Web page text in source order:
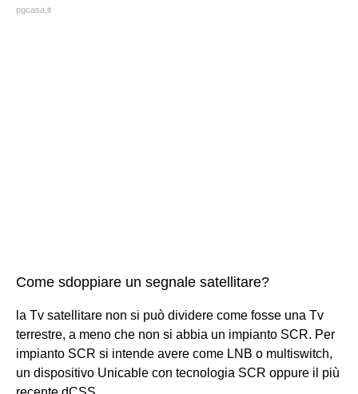
pgcasa.it
Come sdoppiare un segnale satellitare?
la Tv satellitare non si può dividere come fosse una Tv
terrestre, a meno che non si abbia un impianto SCR. Per
impianto SCR si intende avere come LNB o multiswitch,
un dispositivo Unicable con tecnologia SCR oppure il più